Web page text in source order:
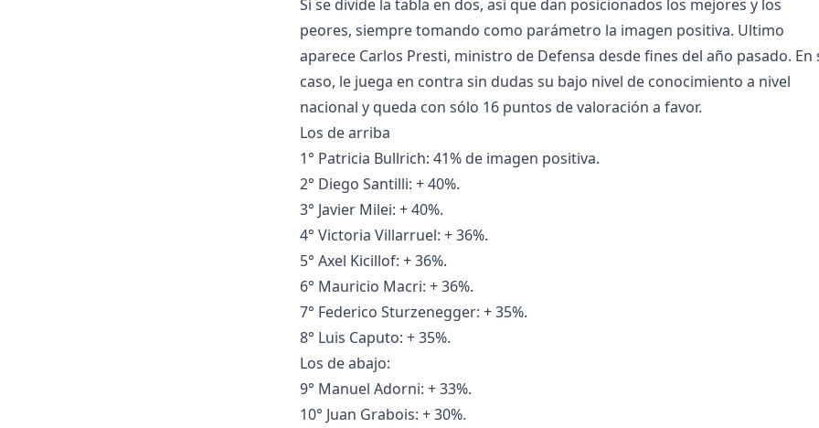
Si se divide la tabla en dos, así que dan posicionados los mejores y los
peores, siempre tomando como parámetro la imagen positiva. Ultimo
aparece Carlos Presti, ministro de Defensa desde fines del año pasado. En
caso, le juega en contra sin dudas su bajo nivel de conocimiento a nivel
nacional y queda con sólo 16 puntos de valoración a favor.
Los de arriba
1° Patricia Bullrich: 41% de imagen positiva.
2° Diego Santilli: + 40%.
3° Javier Milei: + 40%.
4° Victoria Villarruel: + 36%.
5° Axel Kicillof: + 36%.
6° Mauricio Macri: + 36%.
7° Federico Sturzenegger: + 35%.
8° Luis Caputo: + 35%.
Los de abajo:
9° Manuel Adorni: + 33%.
10° Juan Grabois: + 30%.